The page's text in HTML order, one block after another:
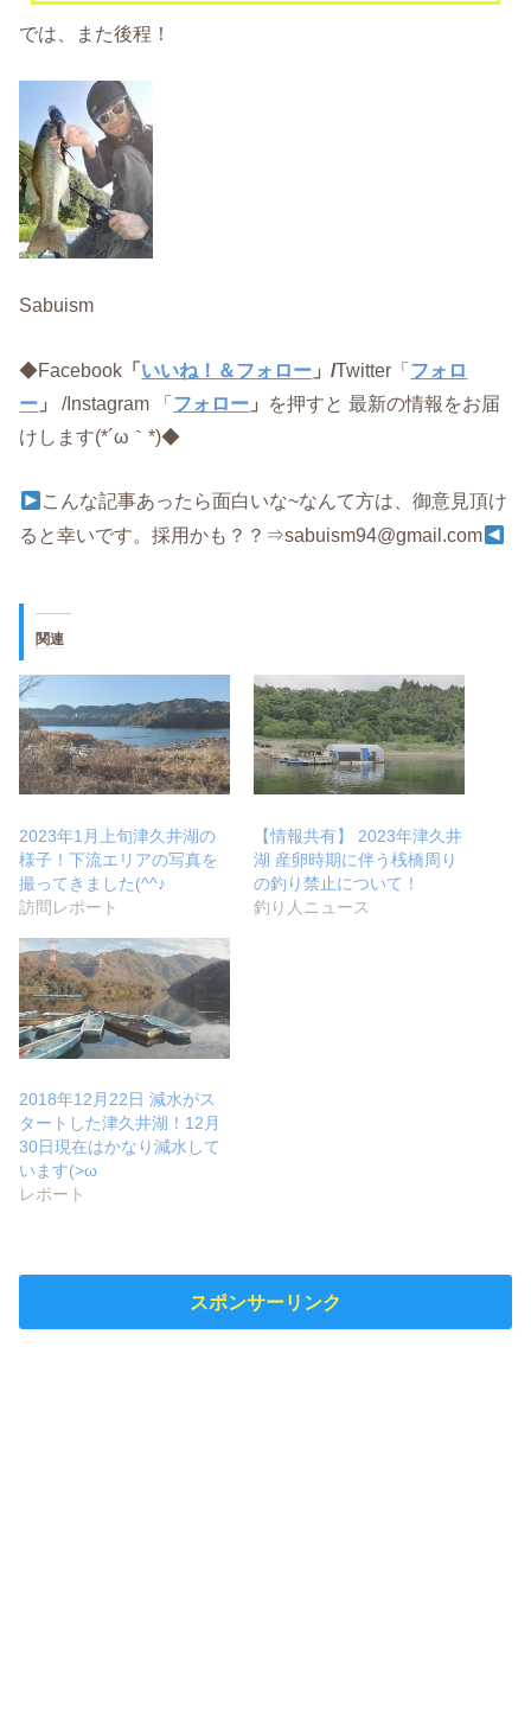
では、また後程！
Sabuism
◆Facebook 「いいね！＆フォロー 」/Twitter「フォロ
ー 」/Instagram 「フォロー 」 を押すと 最新の情報をお届
けします(*´ω｀*)◆
こんな記事あったら面白いな~なんて方は、御意見頂け
ると幸いです。採用かも？？⇒sabuism94@gmail.com
関連
2023年1月上旬津久井湖の
様子！下流エリアの写真を
撮ってきました(^^♪
訪問レポート
【情報共有】 2023年津久井
湖 産卵時期に伴う桟橋周り
の釣り禁止について！
釣り人ニュース
2018年12月22日 減水がス
タートした津久井湖！12月
30日現在はかなり減水して
います(>ω
レポート
スポンサーリンク